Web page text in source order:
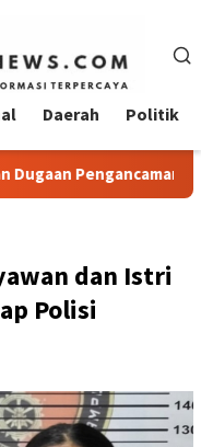
Daerah Politik
Antarwarga
dan Istri
Polisi